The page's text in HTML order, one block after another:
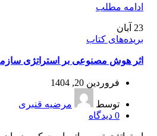
ادامه مطلب
23 آبان
بریده‌های کتاب
اثر هوش مصنوعی بر استراتژی
فروردین 20, 1404
توسط
مرضیه قنبری
0 دیدگاه